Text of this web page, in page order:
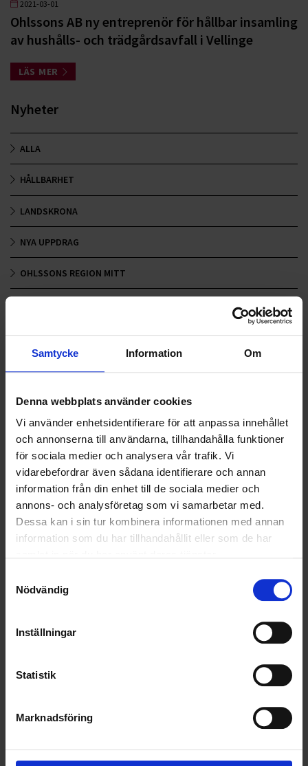
Samtycke Information Om
Denna webbplats använder cookies
Vi använder enhetsidentifierare för att anpassa innehållet
och annonserna till användarna, tillhandahålla funktioner
för sociala medier och analysera vår trafik. Vi
vidarebefordrar även sådana identifierare och annan
information från din enhet till de sociala medier och
annons- och analysföretag som vi samarbetar med.
Dessa kan i sin tur kombinera informationen med annan
information som du har tillhandahållit eller som de har
Nödvändig
Inställningar
Statistik
Marknadsföring
2021-03-01
Ohlssons AB ny entreprenör för hållbar insamling
av hushålls- och trädgårdsavfall i Vellinge
LÄS MER
Nyheter
ALLA
HÅLLBARHET
LANDSKRONA
NYA UPPDRAG
OHLSSONS REGION MITT
OHLSSONS REGION VÄST
RENHÅLLNING
SAMARBETEN
SOCIALT ANSVAR
VELLINGE
KUNDTJÄNST
info@ohlssons.se